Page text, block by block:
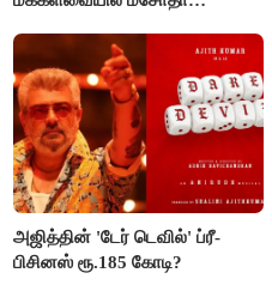
அஜித்தின் 'டேர் டெவில்' ப்ரீ-
பிசினஸ் ரூ.185 கோடி?